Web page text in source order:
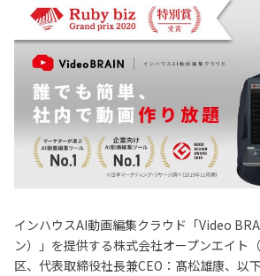
インハウスAI動画編集クラウド「Video
ン）」を提供する株式会社オープンエイト
区、代表取締役社長兼CEO：髙松雄康、以